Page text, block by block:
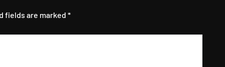
fields are marked *